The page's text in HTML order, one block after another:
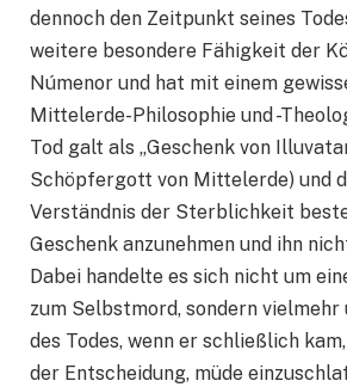
dennoch den Zeitpunkt seines
weitere besondere Fähigkeit der
Númenor und hat mit einem
Mittelerde-Philosophie und -
Tod galt als „Geschenk von
Schöpfergott von Mittelerde) und
Verständnis der Sterblichkeit
Geschenk anzunehmen und ihn
Dabei handelte es sich nicht um
zum Selbstmord, sondern vielmehr
des Todes, wenn er schließlich
der Entscheidung, müde